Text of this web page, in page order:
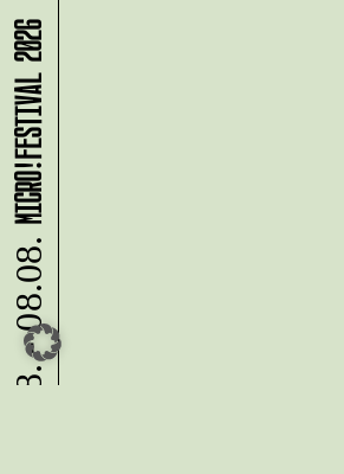
07.08. - 08.08.
MICRO!FESTIVAL 2026